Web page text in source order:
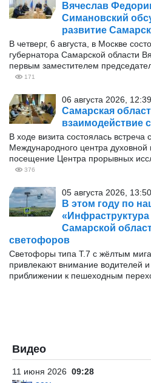
Вячеслав
Симановский
развитие
В четверг, 6 августа, в Москве
губернатора Самарской области
первым заместителем
171
06 августа 2026, 12:39
Самарская
взаимодействие
В ходе визита состоялась встреча
Международного центра духовной
посещение Центра прорывных
376
05 августа 2026, 13:50
В этом году по
Самарской
светофоров
Светофоры типа Т.7 с жёлтым
привлекают внимание водителей
приближении к пешеходным
Видео
11 июня 2026 09:28